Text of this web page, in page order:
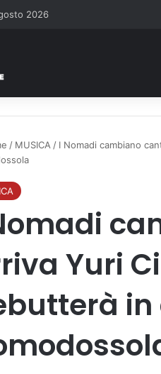
2026
/ MUSICA / I Nomadi cambiano
Yuri
in